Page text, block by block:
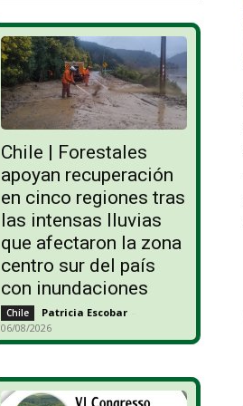
Chile | Forestales
apoyan recuperación
en cinco regiones tras
las intensas lluvias
que afectaron la zona
centro sur del país
con inundaciones
Chile Patricia Escobar -
06/08/2026